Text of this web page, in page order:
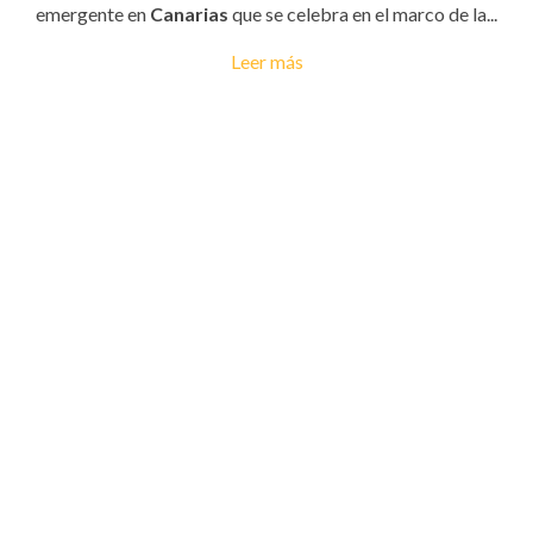
emergente en Canarias que se celebra en el marco de la...
Leer más